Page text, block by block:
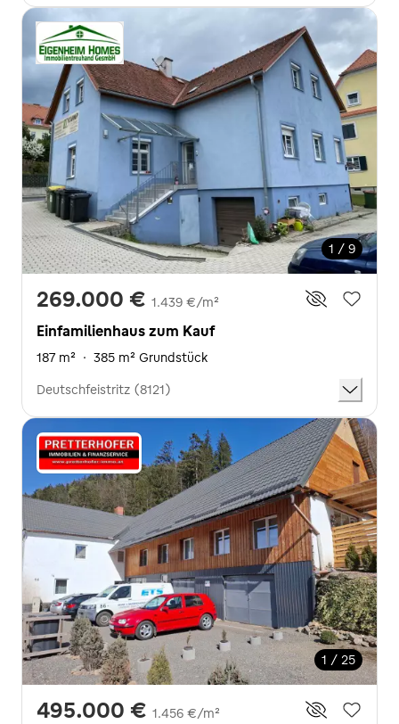
1 / 9
269.000 € 1.439 €/m²
Einfamilienhaus zum Kauf
187 m² · 385 m² Grundstück
Deutschfeistritz (8121)
1 / 25
495.000 € 1.456 €/m²